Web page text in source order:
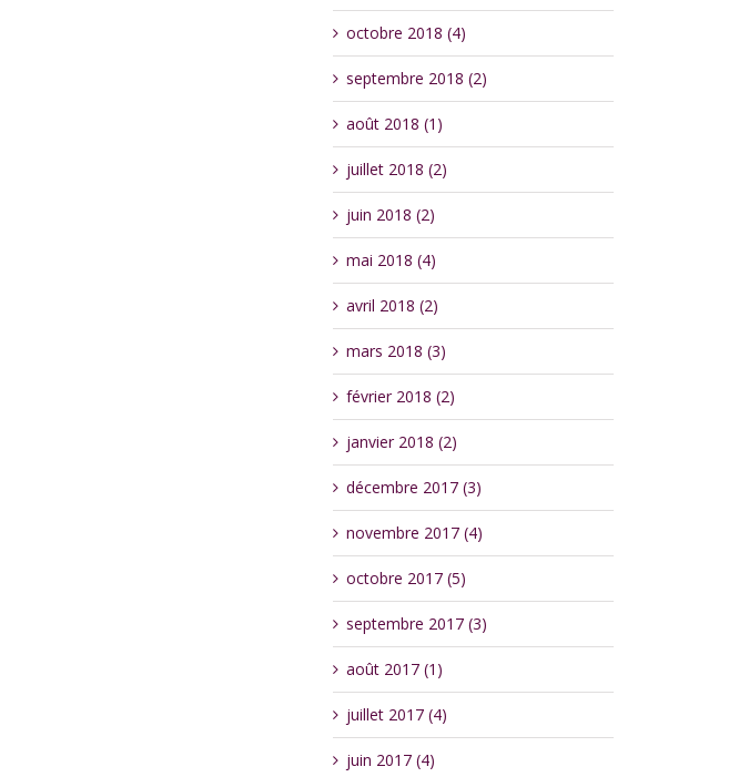
octobre 2018 (4)
septembre 2018 (2)
août 2018 (1)
juillet 2018 (2)
juin 2018 (2)
mai 2018 (4)
avril 2018 (2)
mars 2018 (3)
février 2018 (2)
janvier 2018 (2)
décembre 2017 (3)
novembre 2017 (4)
octobre 2017 (5)
septembre 2017 (3)
août 2017 (1)
juillet 2017 (4)
juin 2017 (4)